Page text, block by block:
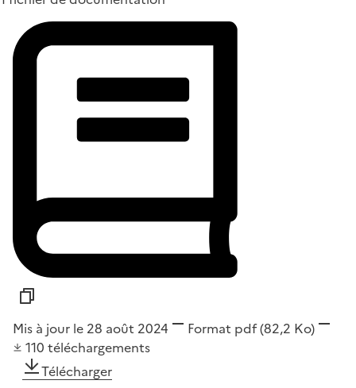
Mis à jour le 28 août 2024 Format pdf(82,2 Ko)
110 téléchargements
Télécharger